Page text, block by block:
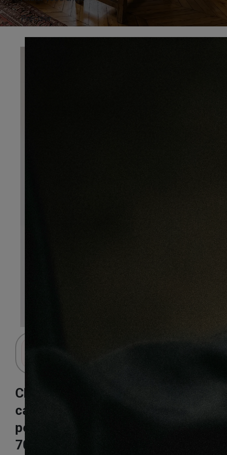
Préciser
Chêne pique
campagnard
pensylvania
70X14X500mm